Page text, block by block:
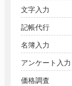
文字入力
記帳代行
名簿入力
アンケート入力
価格調査